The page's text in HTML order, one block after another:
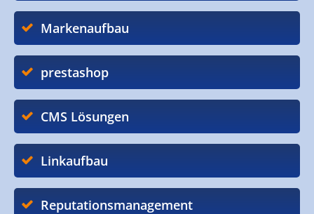
Markenaufbau
prestashop
CMS Lösungen
Linkaufbau
Reputationsmanagement